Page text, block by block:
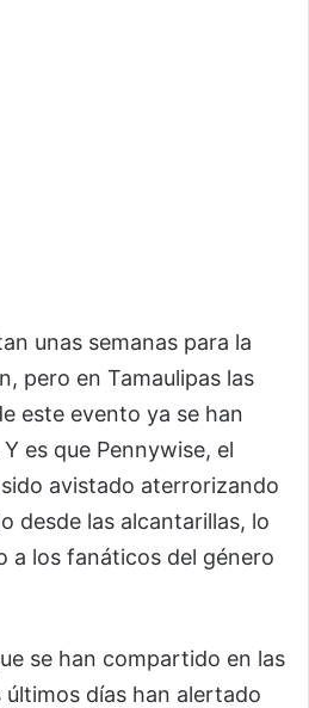
unas semanas para la
pero en Tamaulipas las
este evento ya se han
es que Pennywise, el
avistado aterrorizando
desde las alcantarillas, lo
a los fanáticos del género
se han compartido en las
últimos días han alertado